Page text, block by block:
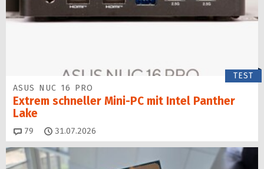
TEST
ASUS NUC 16 PRO
Extrem schneller Mini-PC mit Intel Panther
Lake
79 Kommentare
31.07.2026